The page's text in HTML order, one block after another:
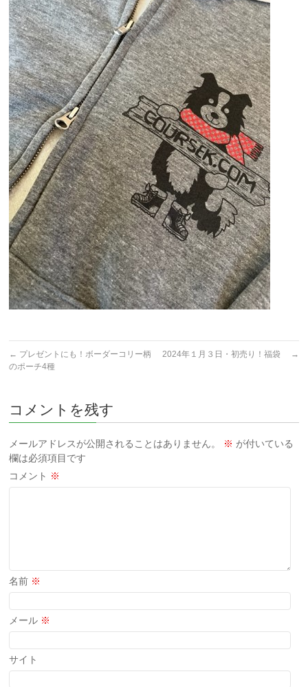
← プレゼントにも！ボーダーコリー柄
のポーチ4種
2024年１月３日・初売り！福袋 →
コメントを残す
メールアドレスが公開されることはありません。 ※ が付いている
欄は必須項目です
コメント ※
名前 ※
メール ※
サイト